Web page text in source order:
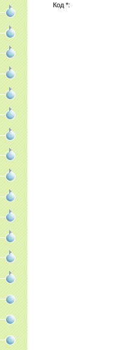
Код *: